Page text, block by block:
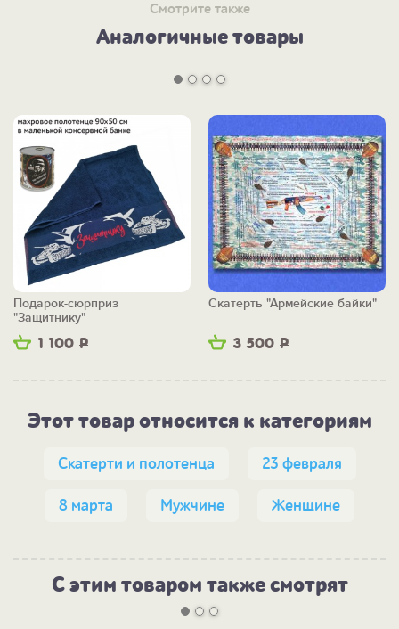
Смотрите также
Аналогичные товары
1 100 Р
Подарок-сюрприз
"Защитнику"
3 500 Р
Скатерть "Армейские байки"
Этот товар относится к категориям
Скатерти и полотенца 23 февраля
8 марта Мужчине Женщине
С этим товаром также смотрят